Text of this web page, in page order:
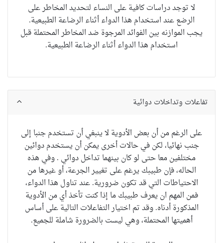
لا توجد دراسات كافية على النساء لتحديد المخاطر على
الرضع عند استخدام هذا الدواء أثناء الرضاعة الطبيعية.
يجب الموازنه بين الفوائد المرجوة ضد المخاطر المحتملة قبل
استخدام هذا الدواء أثناء الرضاعة الطبيعية.
تفاعلات وتداخلات دوائية
على الرغم من أن بعض الأدويةلا ينبغي أن تستخدمجنبا إلى
جنب نهائيا،لكن في حالات أخرى يمكن أن يستخدمدوائين
مختلفينمعاحتى لوكان بينهما تداخل دوائي . وفي هذه
الحاله، فإن طبيبك يرغم على تغييرالجرعة،أوغيرها من
الاحتياطات التيقد تكون ضرورية.عندتناول هذا الدواء،
فمن المهم ان يعرف طبيبكما إذاكنت تأخذ أيمن الأدوية
المذكورةأدناه.وقد تم اختيارالتفاعلات التاليةعلى أساس
أهميتها المحتملة، وهي ليست بالضرورة شاملة للجميع.